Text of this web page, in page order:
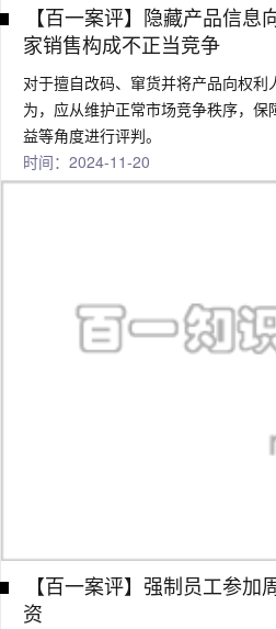
【百一案评】隐藏产品信
家销售构成不正当竞争
对于擅自改码、窜货并将产品向权
为，应从维护正常市场竞争秩序，
益等角度进行评判。
时间：2024-11-20
【百一案评】强制员工参
资